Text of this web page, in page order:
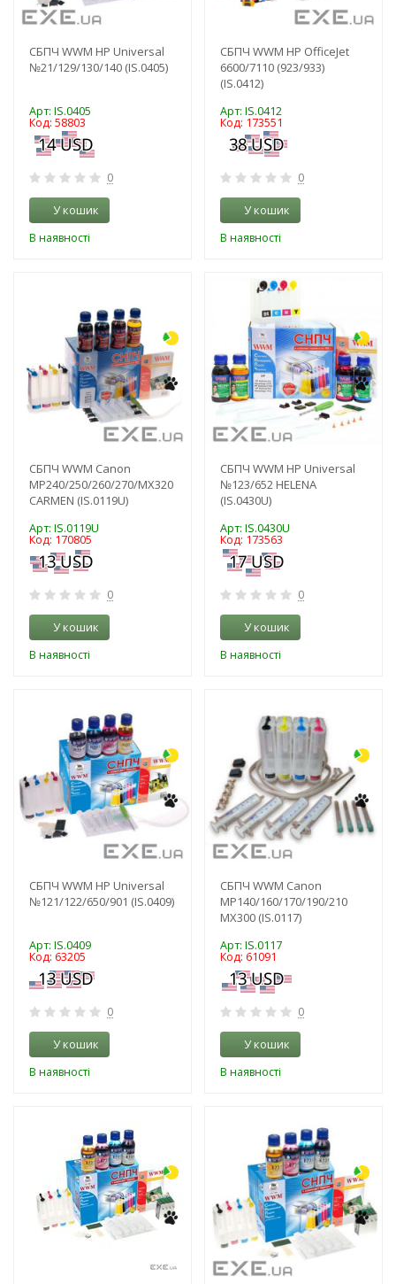
СБПЧ WWM HP Universal
№21/129/130/140 (IS.0405)
Арт: IS.0405
Код: 58803
0
У кошик
В наявності
СБПЧ WWM HP OfficeJet
6600/7110 (923/933)
(IS.0412)
Арт: IS.0412
Код: 173551
0
У кошик
В наявності
СБПЧ WWM Canon
MP240/250/260/270/MX320
CARMEN (IS.0119U)
Арт: IS.0119U
Код: 170805
0
У кошик
В наявності
СБПЧ WWM HP Universal
№123/652 HELENA
(IS.0430U)
Арт: IS.0430U
Код: 173563
0
У кошик
В наявності
СБПЧ WWM HP Universal
№121/122/650/901 (IS.0409)
Арт: IS.0409
Код: 63205
0
У кошик
В наявності
СБПЧ WWM Canon
MP140/160/170/190/210
MX300 (IS.0117)
Арт: IS.0117
Код: 61091
0
У кошик
В наявності